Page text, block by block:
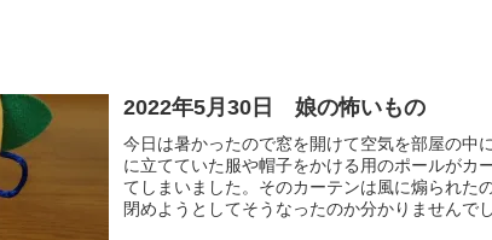
2022年5月30日 娘の怖いもの
今日は暑かったので窓を開けて空気を部屋の中
に立てていた服や帽子をかける用のポールがカ
てしまいました。そのカーテンは風に煽られた
閉めようとしてそうなったのか分かりませんで